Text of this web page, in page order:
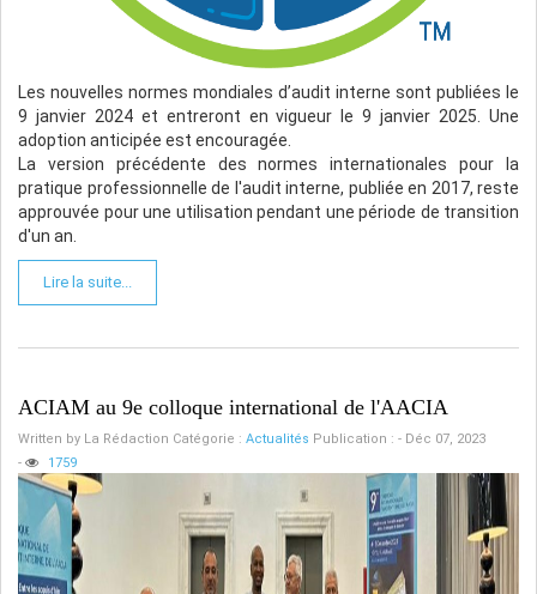
Les nouvelles normes mondiales d’audit interne sont publiées le
9 janvier 2024 et entreront en vigueur le 9 janvier 2025. Une
adoption anticipée est encouragée.
La version précédente des normes internationales pour la
pratique professionnelle de l'audit interne, publiée en 2017, reste
approuvée pour une utilisation pendant une période de transition
d'un an.
Lire la suite...
ACIAM au 9e colloque international de l'AACIA
Written by La Rédaction Catégorie : Actualités Publication : - Déc 07, 2023
-
1759